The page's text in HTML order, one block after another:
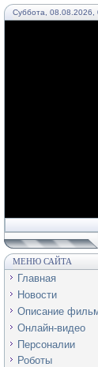
Суббота, 08.08.2026,
МЕНЮ САЙТА
Главная
Новости
Описание
Онлайн-видео
Персоналии
Роботы